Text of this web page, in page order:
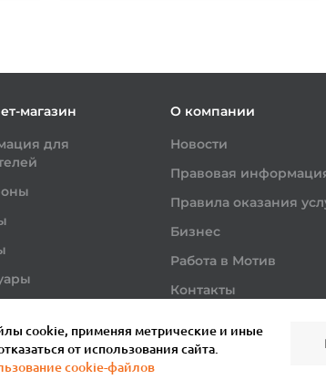
сookie, применяя метрические и иные
от использования сайта.
cookie-файлов
магазин
для
О компании
Новости
Правовая
Правила оказания
Бизнес
Работа в Мотив
Контакты